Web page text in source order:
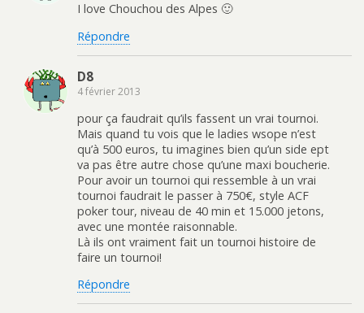
I love Chouchou des Alpes 🙂
Répondre
D8
4 février 2013
pour ça faudrait qu’ils fassent un vrai tournoi.
Mais quand tu vois que le ladies wsope n’est
qu’à 500 euros, tu imagines bien qu’un side ept
va pas être autre chose qu’une maxi boucherie.
Pour avoir un tournoi qui ressemble à un vrai
tournoi faudrait le passer à 750€, style ACF
poker tour, niveau de 40 min et 15.000 jetons,
avec une montée raisonnable.
Là ils ont vraiment fait un tournoi histoire de
faire un tournoi!
Répondre